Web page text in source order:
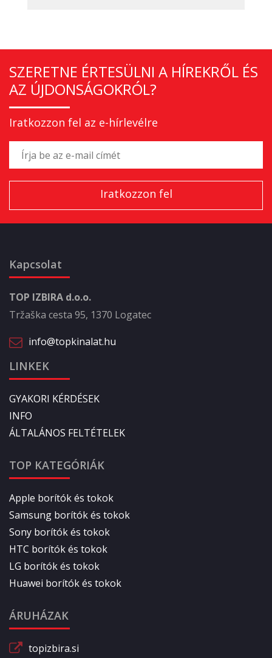
SZERETNE ÉRTESÜLNI A HÍREKRŐL ÉS
AZ ÚJDONSÁGOKRÓL?
Iratkozzon fel az e-hírlevélre
Kapcsolat
TOP IZBIRA d.o.o.
Tržaška cesta 95, 1370 Logatec
info@topkinalat.hu
LINKEK
GYAKORI KÉRDÉSEK
INFO
ÁLTALÁNOS FELTÉTELEK
TOP KATEGÓRIÁK
Apple borítók és tokok
Samsung borítók és tokok
Sony borítók és tokok
HTC borítók és tokok
LG borítók és tokok
Huawei borítók és tokok
ÁRUHÁZAK
topizbira.si